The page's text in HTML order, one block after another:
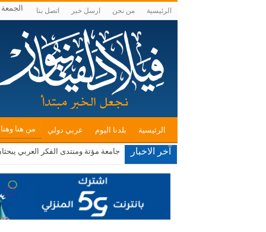
الرئيسية من نحن ارسل خبر اتصل بنا الجمعة ,
الرئيسية بلدنا اليوم عربي دولي من هنا
آخر الاخبار جامعة مؤتة ومنتدى الفكر العربي